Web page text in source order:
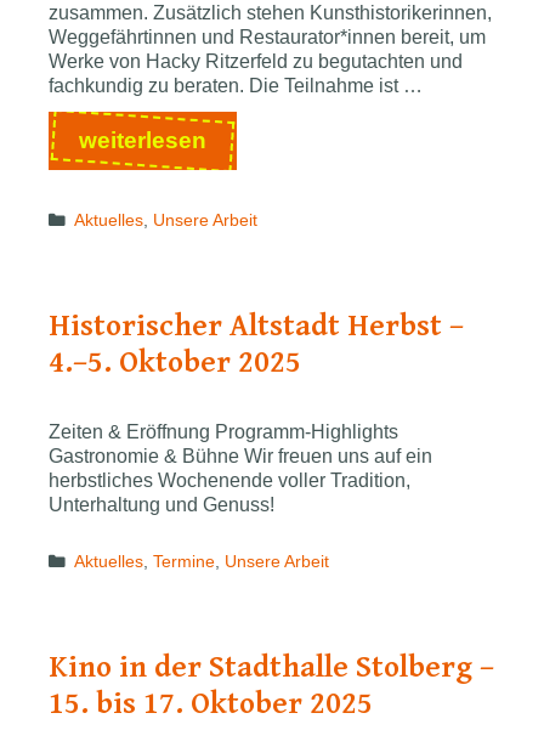
zusammen. Zusätzlich stehen Kunsthistorikerinnen,
Weggefährtinnen und Restaurator*innen bereit, um
Werke von Hacky Ritzerfeld zu begutachten und
fachkundig zu beraten. Die Teilnahme ist …
weiterlesen Die
Hacky-
–
auf
den
Spuren
Künstlers
Categories
Aktuelles, Unsere Arbeit
Historischer Altstadt Herbst –
4.–5. Oktober 2025
Zeiten & Eröffnung Programm-Highlights
Gastronomie & Bühne Wir freuen uns auf ein
herbstliches Wochenende voller Tradition,
Unterhaltung und Genuss!
Categories
Aktuelles,Termine, Unsere Arbeit
Kino in der Stadthalle Stolberg –
15. bis 17. Oktober 2025